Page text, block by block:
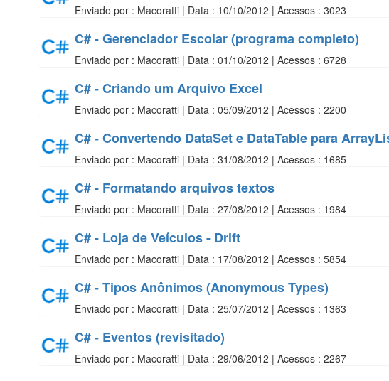
Enviado por : Macoratti | Data : 10/10/2012 | Acessos : 3023
C# - Gerenciador Escolar (programa completo)
Enviado por : Macoratti | Data : 01/10/2012 | Acessos : 6728
C# - Criando um Arquivo Excel
Enviado por : Macoratti | Data : 05/09/2012 | Acessos : 2200
C# - Convertendo DataSet e DataTable para
Enviado por : Macoratti | Data : 31/08/2012 | Acessos : 1685
C# - Formatando arquivos textos
Enviado por : Macoratti | Data : 27/08/2012 | Acessos : 1984
C# - Loja de Veículos - Drift
Enviado por : Macoratti | Data : 17/08/2012 | Acessos : 5854
C# - Tipos Anônimos (Anonymous Types)
Enviado por : Macoratti | Data : 25/07/2012 | Acessos : 1363
C# - Eventos (revisitado)
Enviado por : Macoratti | Data : 29/06/2012 | Acessos : 2267